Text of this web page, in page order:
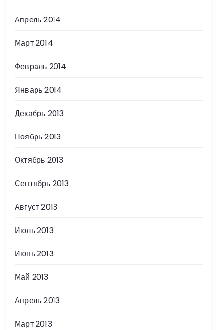
Апрель 2014
Март 2014
Февраль 2014
Январь 2014
Декабрь 2013
Ноябрь 2013
Октябрь 2013
Сентябрь 2013
Август 2013
Июль 2013
Июнь 2013
Май 2013
Апрель 2013
Март 2013